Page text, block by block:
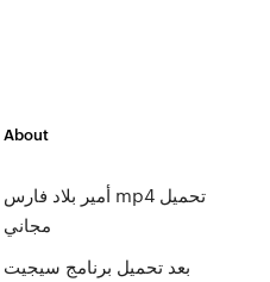
About
أمير بلاد فارس mp4 تحميل
مجاني
بعد تحميل برنامج سيجيت